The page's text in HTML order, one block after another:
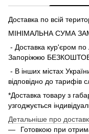
Доставка по всій
МІНІМАЛЬНА СУМА
- Доставка кур'єром по
Запоріжжю
- В інших містах
відповідно до тарифів
*Доставка товару з
узгоджується
Детальніше про
Готовкою при